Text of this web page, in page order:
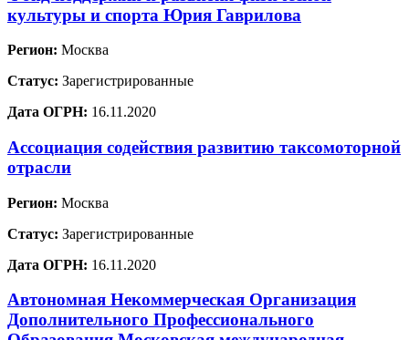
культуры и спорта Юрия Гаврилова
Регион: Москва
Статус: Зарегистрированные
Дата ОГРН: 16.11.2020
Ассоциация содействия развитию таксомоторной
отрасли
Регион: Москва
Статус: Зарегистрированные
Дата ОГРН: 16.11.2020
Автономная Некоммерческая Организация
Дополнительного Профессионального